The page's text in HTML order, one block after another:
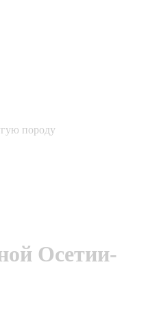
породу
Осетии-